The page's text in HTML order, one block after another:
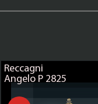
Состаренная Бронза
(Bronzo Arte)
Ветро Сатинато
Reccagni
Angelo P 2825